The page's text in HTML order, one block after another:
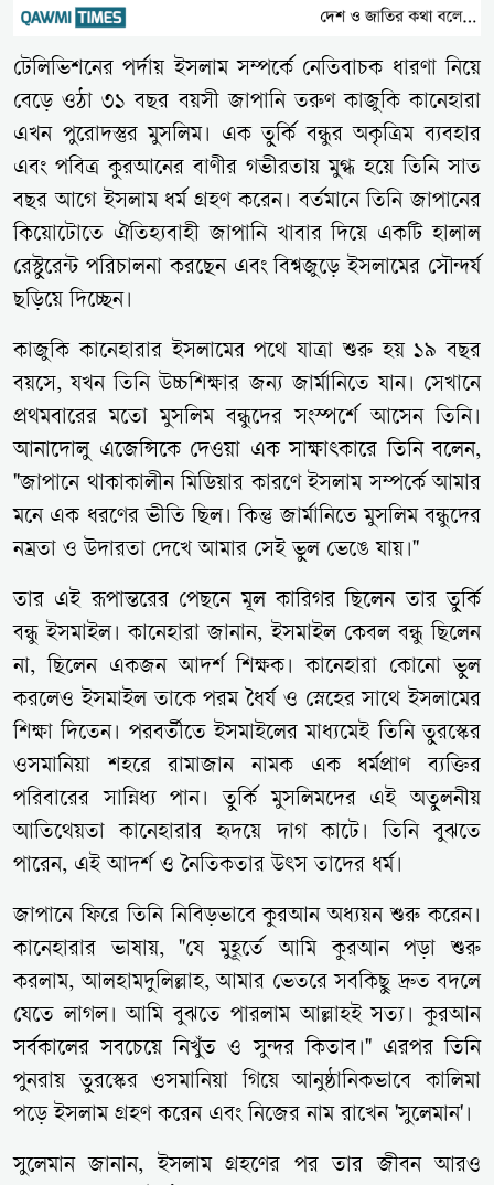
টেলিভিশনের পর্দায় ইসলাম সম্পর্কে নেতিবাচক ধারণা নিয়ে
বেড়ে ওঠা ৩১ বছর বয়সী জাপানি তরুণ কাজুকি কানেহারা
এখন পুরোদস্তুর মুসলিম। এক তুর্কি বন্ধুর অকৃত্রিম ব্যবহার
এবং পবিত্র কুরআনের বাণীর গভীরতায় মুগ্ধ হয়ে তিনি সাত
বছর আগে ইসলাম ধর্ম গ্রহণ করেন। বর্তমানে তিনি জাপানের
কিয়োটোতে ঐতিহ্যবাহী জাপানি খাবার দিয়ে একটি হালাল
রেস্টুরেন্ট পরিচালনা করছেন এবং বিশ্বজুড়ে ইসলামের সৌন্দর্য
ছড়িয়ে দিচ্ছেন।
কাজুকি কানেহারার ইসলামের পথে যাত্রা শুরু হয় ১৯ বছর
বয়সে, যখন তিনি উচ্চশিক্ষার জন্য জার্মানিতে যান। সেখানে
প্রথমবারের মতো মুসলিম বন্ধুদের সংস্পর্শে আসেন তিনি।
আনাদোলু এজেন্সিকে দেওয়া এক সাক্ষাৎকারে তিনি বলেন,
"জাপানে থাকাকালীন মিডিয়ার কারণে ইসলাম সম্পর্কে আমার
মনে এক ধরণের ভীতি ছিল। কিন্তু জার্মানিতে মুসলিম বন্ধুদের
নম্রতা ও উদারতা দেখে আমার সেই ভুল ভেঙে যায়।"
তার এই রূপান্তরের পেছনে মূল কারিগর ছিলেন তার তুর্কি
বন্ধু ইসমাইল। কানেহারা জানান, ইসমাইল কেবল বন্ধু ছিলেন
না, ছিলেন একজন আদর্শ শিক্ষক। কানেহারা কোনো ভুল
করলেও ইসমাইল তাকে পরম ধৈর্য ও স্নেহের সাথে ইসলামের
শিক্ষা দিতেন। পরবর্তীতে ইসমাইলের মাধ্যমেই তিনি তুরস্কের
ওসমানিয়া শহরে রামাজান নামক এক ধর্মপ্রাণ ব্যক্তির
পরিবারের সান্নিধ্য পান। তুর্কি মুসলিমদের এই অতুলনীয়
আতিথেয়তা কানেহারার হৃদয়ে দাগ কাটে। তিনি বুঝতে
পারেন, এই আদর্শ ও নৈতিকতার উৎস তাদের ধর্ম।
জাপানে ফিরে তিনি নিবিড়ভাবে কুরআন অধ্যয়ন শুরু করেন।
কানেহারার ভাষায়, "যে মুহূর্তে আমি কুরআন পড়া শুরু
করলাম, আলহামদুলিল্লাহ, আমার ভেতরে সবকিছু দ্রুত বদলে
যেতে লাগল। আমি বুঝতে পারলাম আল্লাহই সত্য। কুরআন
সর্বকালের সবচেয়ে নিখুঁত ও সুন্দর কিতাব।" এরপর তিনি
পুনরায় তুরস্কের ওসমানিয়া গিয়ে আনুষ্ঠানিকভাবে কালিমা
পড়ে ইসলাম গ্রহণ করেন এবং নিজের নাম রাখেন 'সুলেমান'।
সুলেমান জানান, ইসলাম গ্রহণের পর তার জীবন আরও